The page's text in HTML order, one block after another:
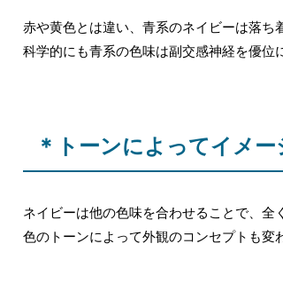
赤や黄色とは違い、青系のネイビーは落ち
科学的にも青系の色味は副交感神経を優位
＊トーンによってイメ
ネイビーは他の色味を合わせることで、全
色のトーンによって外観のコンセプトも変